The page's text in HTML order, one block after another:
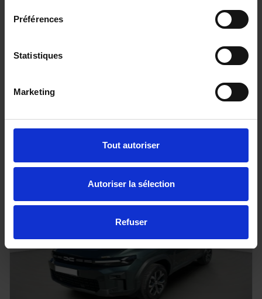
Préférences
Statistiques
Marketing
Tout autoriser
Autoriser la sélection
Refuser
205 BVA10 E-4WD TREMOR COVER 4PL